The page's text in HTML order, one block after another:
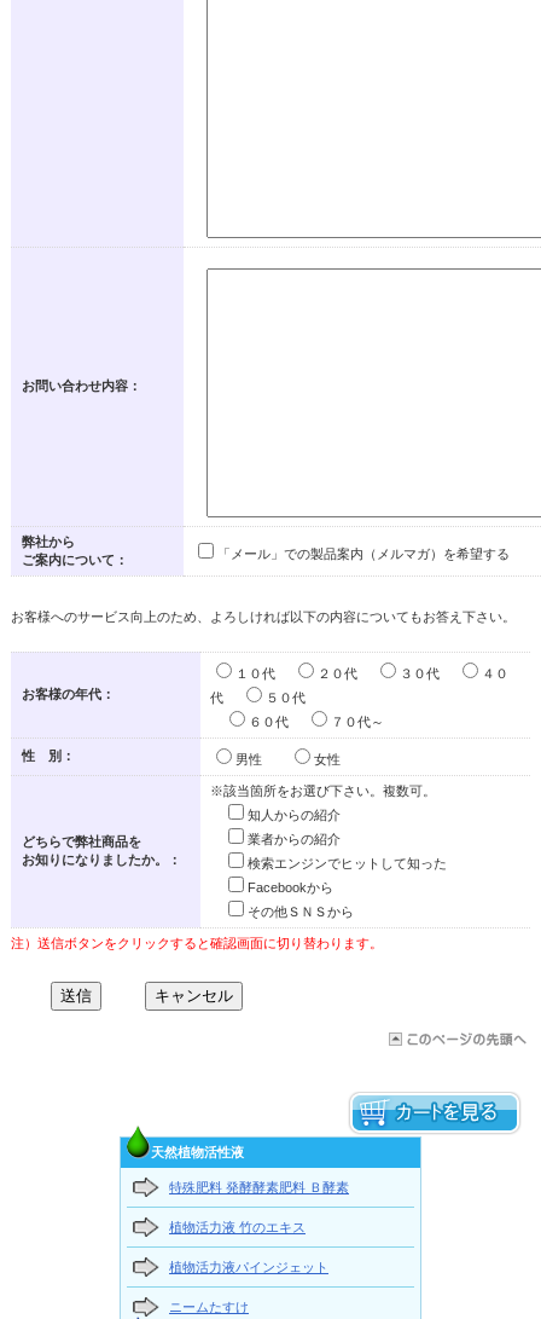
お問い合わせ内容：
弊社から
ご案内について：
「メール」での製品案内（メルマガ）を希望する
お客様へのサービス向上のため、よろしければ以下の内容についてもお答え下さい。
お客様の年代：
１０代 ２０代 ３０代
４０
代
５０代
６０代
７０代～
性 別： 男性 女性
どちらで弊社商品を
お知りになりましたか。：
※該当箇所をお選び下さい。複数可。
知人からの紹介
業者からの紹介
検索エンジンでヒットして知った
Facebookから
その他ＳＮＳから
注）送信ボタンをクリックすると確認画面に切り替わります。
天然植物活性液
特殊肥料 発酵酵素肥料 Ｂ酵素
植物活力液 竹のエキス
植物活力液パインジェット
ニームたすけ